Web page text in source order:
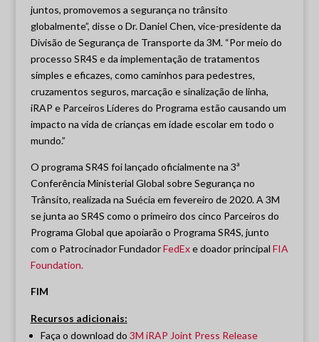
juntos, promovemos a segurança no trânsito
globalmente”, disse o Dr. Daniel Chen, vice-presidente da
Divisão de Segurança de Transporte da 3M. “Por meio do
processo SR4S e da implementação de tratamentos
simples e eficazes, como caminhos para pedestres,
cruzamentos seguros, marcação e sinalização de linha,
iRAP e Parceiros Líderes do Programa estão causando um
impacto na vida de crianças em idade escolar em todo o
mundo.”
O programa SR4S foi lançado oficialmente na 3ª
Conferência Ministerial Global sobre Segurança no
Trânsito, realizada na Suécia em fevereiro de 2020. A 3M
se junta ao SR4S como o primeiro dos cinco Parceiros do
Programa Global que apoiarão o Programa SR4S, junto
com o Patrocinador FundadorFedExe doador principal FIA
Foundation.
FIM
Recursos adicionais:
Faça o download do 3M iRAP Joint Press Release